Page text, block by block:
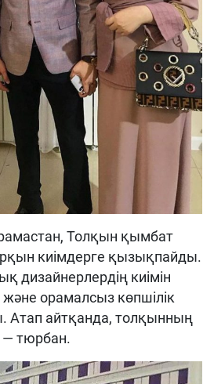
Толқын қымбат
киімдерге қызықпайды.
дизайнерлердің киімін
және орамалсыз көпшілік
айтқанда, толқынның
— тюрбан.